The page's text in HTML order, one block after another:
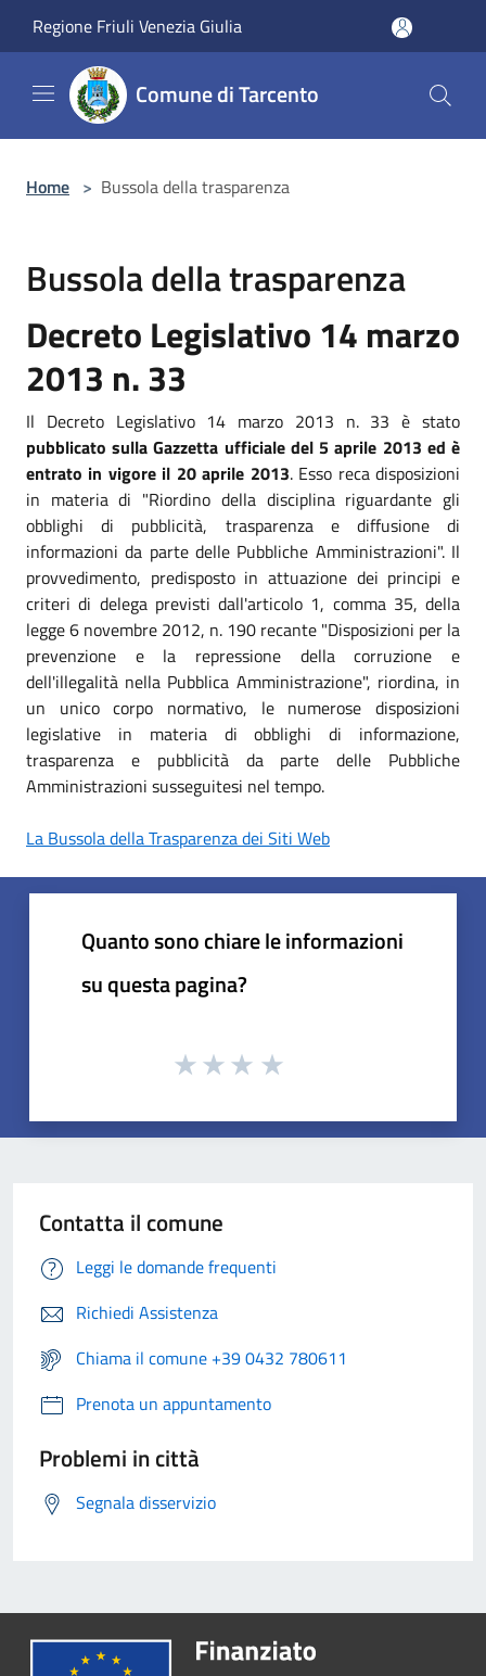
Regione Friuli Venezia Giulia
Comune di Tarcento
Home > Bussola della trasparenza
Bussola della trasparenza
Decreto Legislativo 14 marzo
2013 n. 33
Il Decreto Legislativo 14 marzo 2013 n. 33 è stato
pubblicato sulla Gazzetta ufficiale del 5 aprile 2013 ed è
entrato in vigore il 20 aprile 2013. Esso reca disposizioni
in materia di "Riordino della disciplina riguardante gli
obblighi di pubblicità, trasparenza e diffusione di
informazioni da parte delle Pubbliche Amministrazioni". Il
provvedimento, predisposto in attuazione dei principi e
criteri di delega previsti dall'articolo 1, comma 35, della
legge 6 novembre 2012, n. 190 recante "Disposizioni per la
prevenzione e la repressione della corruzione e
dell'illegalità nella Pubblica Amministrazione", riordina, in
un unico corpo normativo, le numerose disposizioni
legislative in materia di obblighi di informazione,
trasparenza e pubblicità da parte delle Pubbliche
Amministrazioni susseguitesi nel tempo.
La Bussola della Trasparenza dei Siti Web
Quanto sono chiare le informazioni
su questa pagina?
Contatta il comune
Leggi le domande frequenti
Richiedi Assistenza
Chiama il comune +39 0432 780611
Prenota un appuntamento
Problemi in città
Segnala disservizio